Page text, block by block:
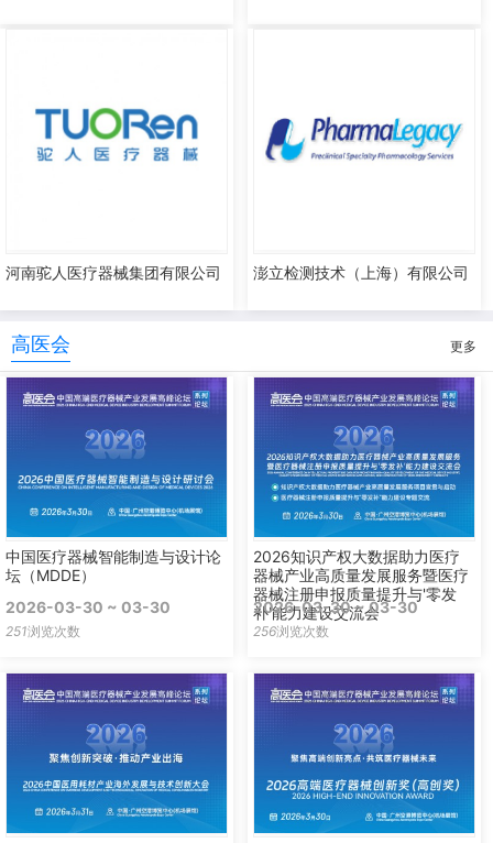
河南驼人医疗器械集团有限公司 澎立检测技术（上海）有限公司
高医会 更多
中国医疗器械智能制造与设计论
坛（MDDE）
2026-03-30 ~ 03-30
251浏览次数
2026知识产权大数据助力医疗
器械产业高质量发展服务暨医疗
器械注册申报质量提升与'零发
补'能力建设交流会
2026-03-30 ~ 03-30
256浏览次数